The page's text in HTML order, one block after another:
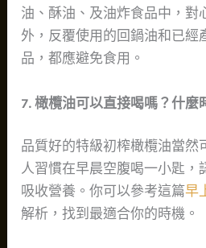
油、酥油、及油炸食品中，對
外，反覆使用的回鍋油和已經
品，都應避免食用。
7. 橄欖油可以直接喝嗎？什麼
品質好的特級初榨橄欖油當然
人習慣在早晨空腹喝一小匙，
吸收營養。你可以參考這篇早
解析，找到最適合你的時機。